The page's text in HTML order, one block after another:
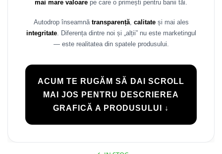
Rame adaptoare Nissan
Rame adaptoare Hyundai
Rame adaptoare Chevrolet
Rame adaptoare Mitsubishi
mai mare valoare pe care o primești pentru banii tăi.
Autodrop înseamnă transparență, calitateși mai ales
integritate. Diferența dintre noi și „alții” nu este marketingul
— este realitatea din spatele produsului.
ACUM TE RUGĂM SĂ DAI SCROLL
MAI JOS PENTRU DESCRIEREA
GRAFICĂ A PRODUSULUI ↓